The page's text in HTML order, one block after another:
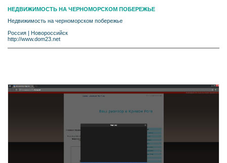
НЕДВИЖИМОСТЬ НА ЧЕРНОМОРСКОМ ПОБЕРЕЖЬЕ
Недвижимость на черноморском побережье
Россия | Новороссийск
http://www.dom23.net